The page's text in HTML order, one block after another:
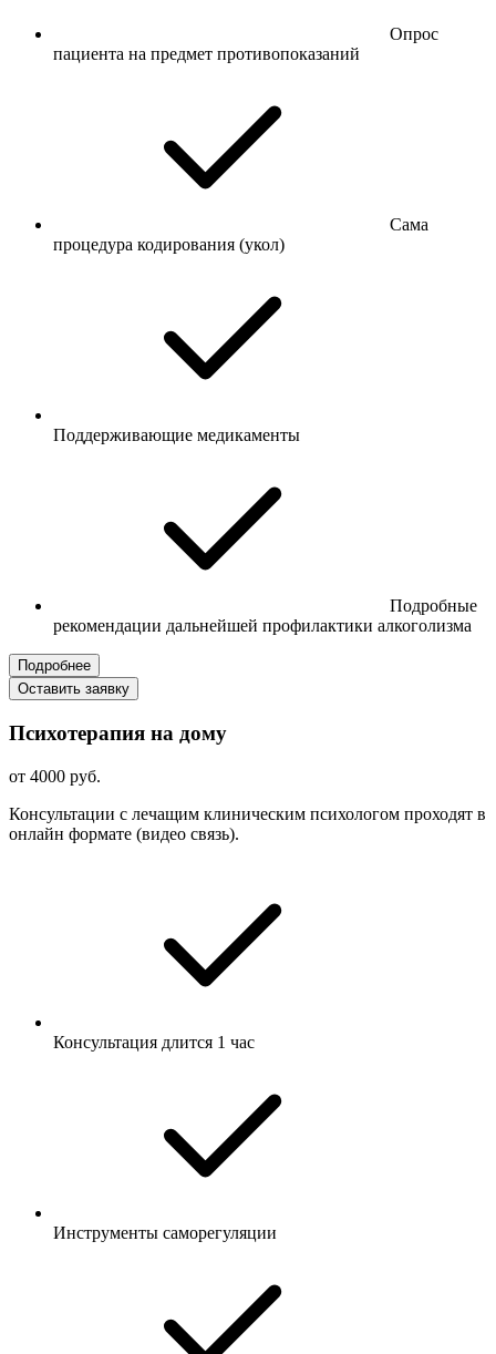
Опрос
пациента на предмет противопоказаний
Сама
процедура кодирования (укол)
Поддерживающие медикаменты
Подробные
рекомендации дальнейшей профилактики алкоголизма
Подробнее
Оставить заявку
Психотерапия на дому
от 4000 руб.
Консультации с лечащим клиническим психологом проходят в
онлайн формате (видео связь).
Консультация длится 1 час
Инструменты саморегуляции